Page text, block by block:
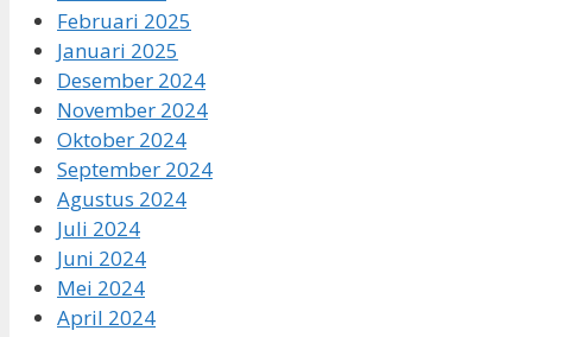
Februari 2025
Januari 2025
Desember 2024
November 2024
Oktober 2024
September 2024
Agustus 2024
Juli 2024
Juni 2024
Mei 2024
April 2024